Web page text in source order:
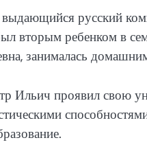
русский
вторым ребенком в
занималась
Ильич проявил свою